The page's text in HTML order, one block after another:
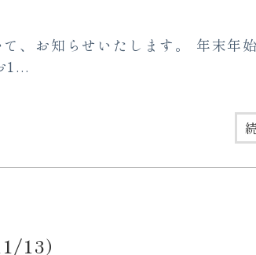
、お知らせいたします。 年末年
1...
13）